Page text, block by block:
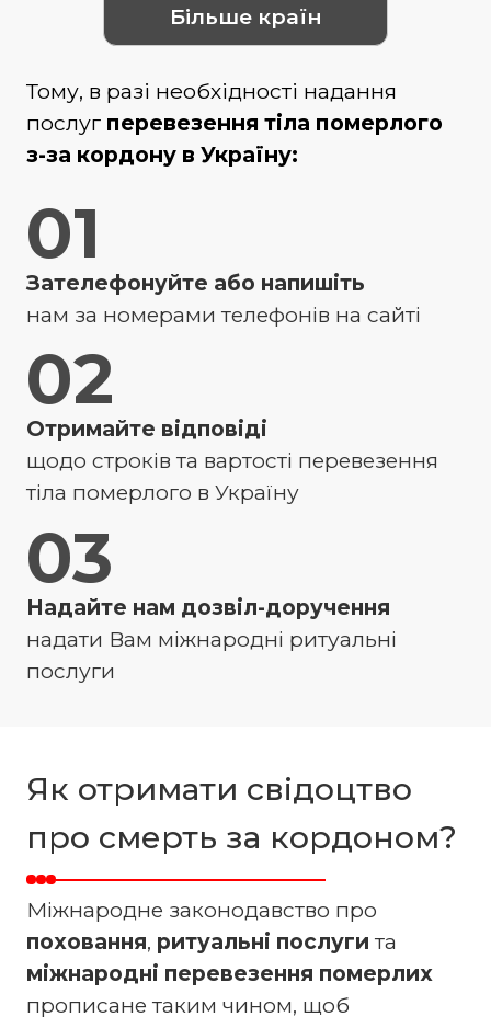
Більше країн
Тому, в разі необхідності надання
послуг перевезення тіла померлого
з-за кордону в Україну:
01
Зателефонуйте або напишіть
нам за номерами телефонів на сайті
02
Отримайте відповіді
щодо строків та вартості перевезення
тіла померлого в Україну
03
Надайте нам дозвіл-доручення
надати Вам міжнародні ритуальні
послуги
Як отримати свідоцтво
про смерть за кордоном?
Міжнародне законодавство про
поховання, ритуальні послуги та
міжнародні перевезення померлих
прописане таким чином, щоб